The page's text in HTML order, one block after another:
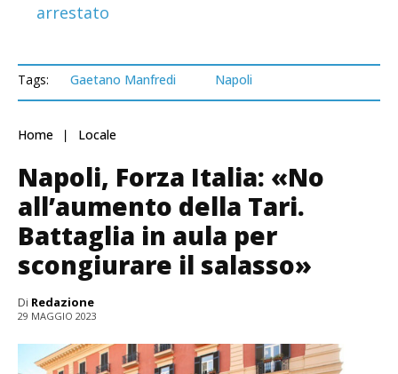
arrestato
Tags: Gaetano Manfredi Napoli
Home Locale
Napoli, Forza Italia: «No
all’aumento della Tari.
Battaglia in aula per
scongiurare il salasso»
Di Redazione
29 MAGGIO 2023